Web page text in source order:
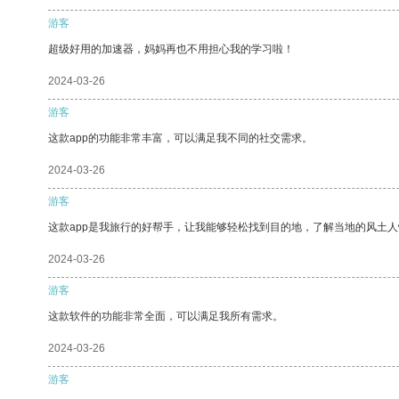
游客
超级好用的加速器，妈妈再也不用担心我的学习啦！
2024-03-26
游客
这款app的功能非常丰富，可以满足我不同的社交需求。
2024-03-26
游客
这款app是我旅行的好帮手，让我能够轻松找到目的地，了解当地的风土
2024-03-26
游客
这款软件的功能非常全面，可以满足我所有需求。
2024-03-26
游客